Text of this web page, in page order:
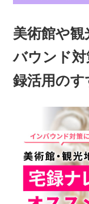
美術館や
バウンド
録活用のす